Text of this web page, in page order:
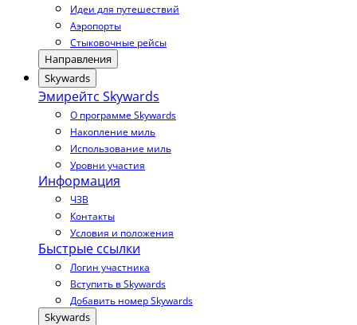
Идеи для путешествий
Аэропорты
Стыковочные рейсы
Направления
Skywards
Эмирейтс Skywards
О программе Skywards
Накопление миль
Использование миль
Уровни участия
Информация
ЧЗВ
Контакты
Условия и положения
Быстрые ссылки
Логин участника
Вступить в Skywards
Добавить номер Skywards
Skywards